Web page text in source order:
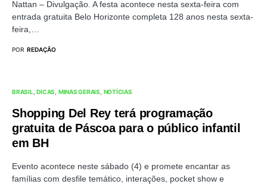
Nattan – Divulgação. A festa acontece nesta sexta-feira com
entrada gratuita Belo Horizonte completa 128 anos nesta sexta-
feira,…
POR REDAÇÃO
BRASIL DICAS MINAS GERAIS NOTÍCIAS
Shopping Del Rey terá programação
gratuita de Páscoa para o público infantil
em BH
Evento acontece neste sábado (4) e promete encantar as
famílias com desfile temático, interações, pocket show e